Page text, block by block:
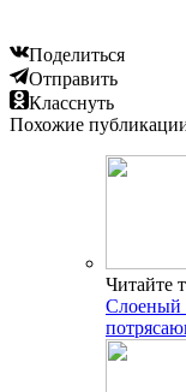
Поделиться
Отправить
Класснуть
Похожие
Читайте
Слоеный